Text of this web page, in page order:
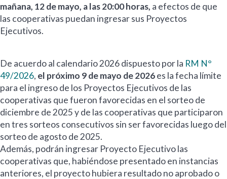
mañana, 12 de mayo, a las 20:00 horas, a efectos de que
las cooperativas puedan ingresar sus Proyectos
Ejecutivos.
De acuerdo al calendario 2026 dispuesto por la RM N°
49/2026, el próximo 9 de mayo de 2026es la fecha límite
para el ingreso de los Proyectos Ejecutivos de las
cooperativas que fueron favorecidas en el sorteo de
diciembre de 2025 y de las cooperativas que participaron
en tres sorteos consecutivos sin ser favorecidas luego del
sorteo de agosto de 2025.
Además, podrán ingresar Proyecto Ejecutivo las
cooperativas que, habiéndose presentado en instancias
anteriores, el proyecto hubiera resultado no aprobado o